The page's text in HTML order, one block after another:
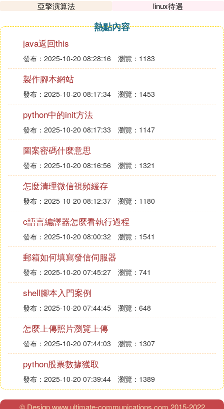
亞擎演算法
linux待遇
熱點內容
java返回this
發布：2025-10-20 08:28:16 瀏覽：1183
製作腳本網站
發布：2025-10-20 08:17:34 瀏覽：1453
python中的init方法
發布：2025-10-20 08:17:33 瀏覽：1147
圖案密碼什麼意思
發布：2025-10-20 08:16:56 瀏覽：1321
怎麼清理微信視頻緩存
發布：2025-10-20 08:12:37 瀏覽：1180
c語言編譯器怎麼看執行過程
發布：2025-10-20 08:00:32 瀏覽：1541
郵箱如何填寫發信伺服器
發布：2025-10-20 07:45:27 瀏覽：741
shell腳本入門案例
發布：2025-10-20 07:44:45 瀏覽：648
怎麼上傳照片瀏覽上傳
發布：2025-10-20 07:44:03 瀏覽：1307
python股票數據獲取
發布：2025-10-20 07:39:44 瀏覽：1389
© Design www.ultimate-communications.com 2015-2022